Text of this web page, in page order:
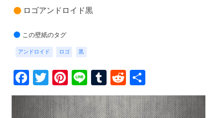
ロゴアンドロイド黒
この壁紙のタグ
アンドロイド ロゴ 黒
Facebook
Twitter
Pinterest
LineTumblr
Reddit
有